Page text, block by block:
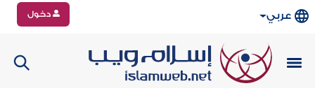
عربي دخول